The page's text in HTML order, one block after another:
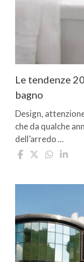
Le tendenze
bagno
Design,
che da qualche
dell’arredo ...